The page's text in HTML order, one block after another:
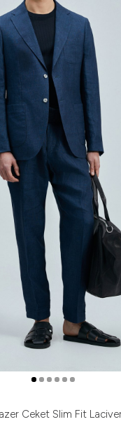
Ceket Slim Fit